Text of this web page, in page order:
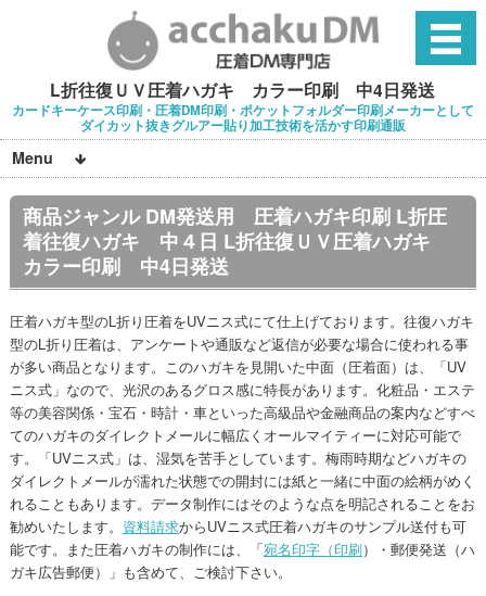
L折往復ＵＶ圧着ハガキ カラー印刷 中4日発送
カードキーケース印刷・圧着DM印刷・ポケットフォルダー印刷メーカーとして
ダイカット抜きグルアー貼り加工技術を活かす印刷通販
Menu
商品ジャンル DM発送用 圧着ハガキ印刷 L折圧
着往復ハガキ 中４日 L折往復ＵＶ圧着ハガキ
カラー印刷 中4日発送
圧着ハガキ型のL折り圧着をUVニス式にて仕上げております。往復ハガキ
型のL折り圧着は、アンケートや通販など返信が必要な場合に使われる事
が多い商品となります。このハガキを見開いた中面（圧着面）は、「UV
ニス式」なので、光沢のあるグロス感に特長があります。化粧品・エステ
等の美容関係・宝石・時計・車といった高級品や金融商品の案内などすべ
てのハガキのダイレクトメールに幅広くオールマイティーに対応可能で
す。「UVニス式」は、湿気を苦手としています。梅雨時期などハガキの
ダイレクトメールが濡れた状態での開封には紙と一緒に中面の絵柄がめく
れることもあります。データ制作にはそのような点を明記されることをお
勧めいたします。 資料請求からUVニス式圧着ハガキのサンプル送付も可
能です。また圧着ハガキの制作には、「宛名印字（印刷）・郵便発送（ハ
ガキ広告郵便）」も含めて、ご検討下さい。